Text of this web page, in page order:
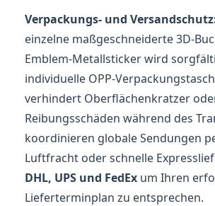
Verpackungs- und
einzelne maßgeschneiderte 3D-
Emblem-Metallsticker wird
individuelle OPP-
verhindert Oberflächenkratzer
Reibungsschäden während des
koordinieren globale Sendungen
Luftfracht oder schnelle
DHL, UPS und FedEx um Ihren
Lieferterminplan zu entsprechen.